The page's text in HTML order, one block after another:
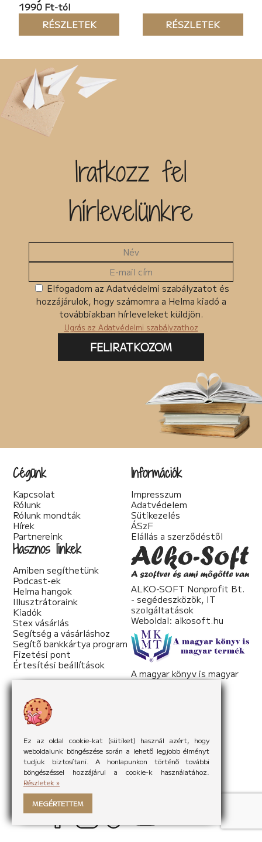
Ez az oldal cookie-kat (sütiket) használ azért, hogy
weboldalunk böngészése során a lehető legjobb élményt
tudjuk biztosítani. A honlapunkon történő további
böngészéssel hozzájárul a cookie-k használatához.
Részletek »
MEGÉRTETTEM
1990 Ft-tól
RÉSZLETEK
RÉSZLETEK
Iratkozz fel
hírlevelünkre
Elfogadom az Adatvédelmi szabályzatot és
hozzájárulok, hogy számomra a Helma kiadó a
továbbiakban hírleveleket küldjön.
Ugrás az Adatvédelmi szabályzathoz
FELIRATKOZOM
Cégünk
Kapcsolat
Rólunk
Rólunk mondták
Hírek
Partnereink
Információk
Impresszum
Adatvédelem
Sütikezelés
ÁSzF
Elállás a szerződéstől
Hasznos linkek
Amiben segíthetünk
Podcast-ek
Helma hangok
Illusztrátoraink
Kiadók
Stex vásárlás
Segítség a vásárláshoz
Segítő bankkártya program
Fizetési pont
Értesítési beállítások
ALKO-SOFT Nonprofit Bt.
- segédeszközök, IT
szolgáltatások
Weboldal: alkosoft.hu
A magyar könyv is magyar
termék